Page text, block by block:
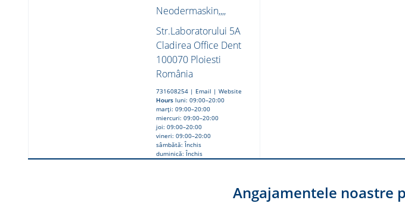
Neodermaskin,,,,
Str.Laboratorului 5A
Cladirea Office Dent
100070 Ploiesti
România
731608254 | Email | Website
Hours luni: 09:00–20:00
marți: 09:00–20:00
miercuri: 09:00–20:00
joi: 09:00–20:00
vineri: 09:00–20:00
sâmbătă: Închis
duminică: Închis
Angajamentele noastre